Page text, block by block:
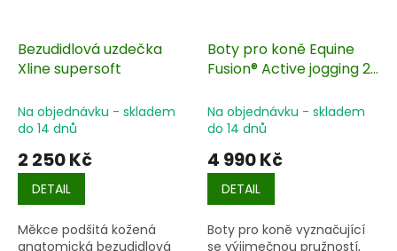
Bezudidlová uzdečka
Xline supersoft
Na objednávku - skladem
do 14 dnů
2 250 Kč
DETAIL
Měkce podšitá kožená
anatomická bezudidlová
Boty pro koně Equine
Fusion® Active jogging 2
Na objednávku - skladem
do 14 dnů
4 990 Kč
DETAIL
Boty pro koně vyznačující
se výjimečnou pružností,